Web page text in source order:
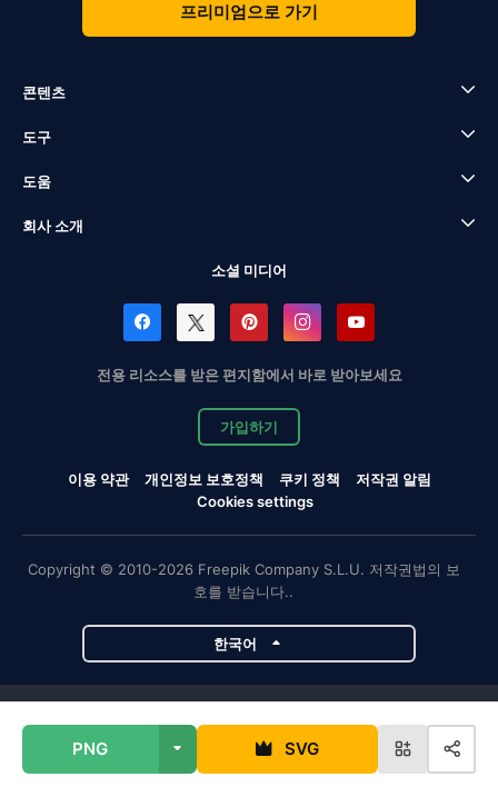
PNG SVG
프리미엄으로 가기
콘텐츠
도구
도움
회사 소개
소셜 미디어
전용 리소스를 받은 편지함에서 바로 받아보세요
가입하기
이용 약관 개인정보 보호정책 쿠키 정책
저작권 알림
Cookies settings
Copyright © 2010-2026 Freepik Company S.L.U. 저작권법의 보
호를 받습니다..
한국어